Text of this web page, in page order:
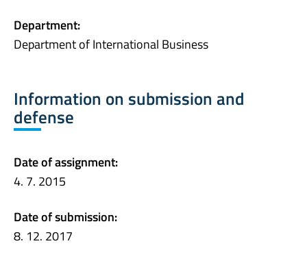
Department:
Department of International Business
Information on submission and
defense
Date of assignment:
4. 7. 2015
Date of submission:
8. 12. 2017